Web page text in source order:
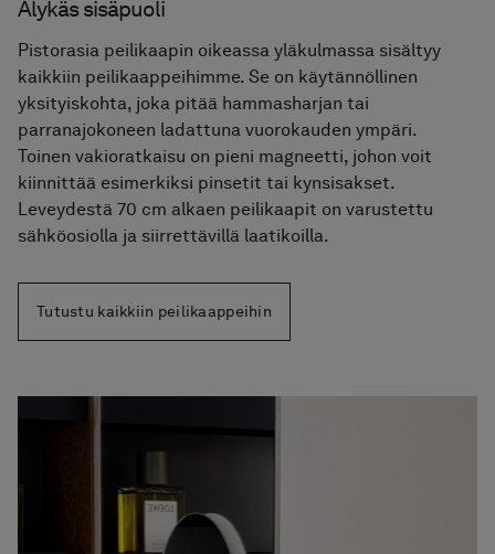
Älykäs sisäpuoli
Pistorasia peilikaapin oikeassa yläkulmassa sisältyy
kaikkiin peilikaappeihimme. Se on käytännöllinen
yksityiskohta, joka pitää hammasharjan tai
parranajokoneen ladattuna vuorokauden ympäri.
Toinen vakioratkaisu on pieni magneetti, johon voit
kiinnittää esimerkiksi pinsetit tai kynsisakset.
Leveydestä 70 cm alkaen peilikaapit on varustettu
sähköosiolla ja siirrettävillä laatikoilla.
Tutustu kaikkiin peilikaappeihin